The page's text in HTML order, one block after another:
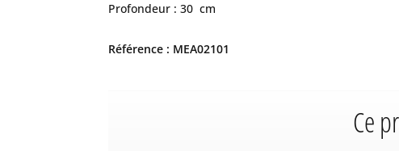
Profondeur : 30 cm
Référence : MEA02101
Ce